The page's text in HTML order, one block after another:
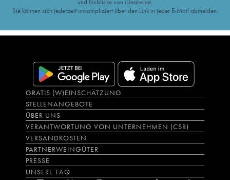
und Einblicke von iDealwine.
Sie können sich jederzeit unkompliziert über den Link in jeder E-Mail abmelden.
GRATIS (W)EINSCHÄTZUNG
STELLENANGEBOTE
ÜBER UNS
VERANTWORTUNG VON UNTERNEHMEN (CSR)
VERSANDKOSTEN
PARTNERWEINGÜTER
PRESSE
UNSERE FAQ